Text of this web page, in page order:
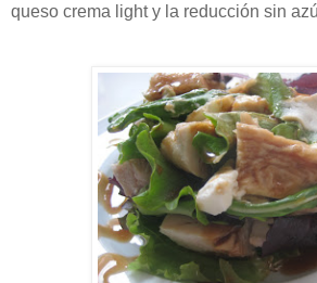
queso crema light y la reducción sin